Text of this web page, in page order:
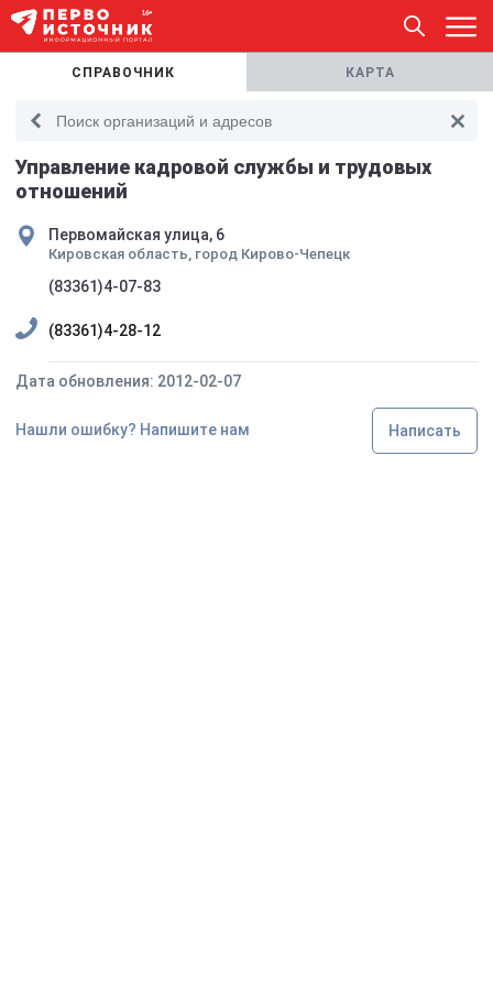
СПРАВОЧНИК КАРТА
Управление кадровой службы и трудовых
отношений
Первомайская улица, 6
Кировская область, город Кирово-Чепецк
(83361)4-07-83
(83361)4-28-12
Дата обновления: 2012-02-07
Нашли ошибку? Напишите нам Написать